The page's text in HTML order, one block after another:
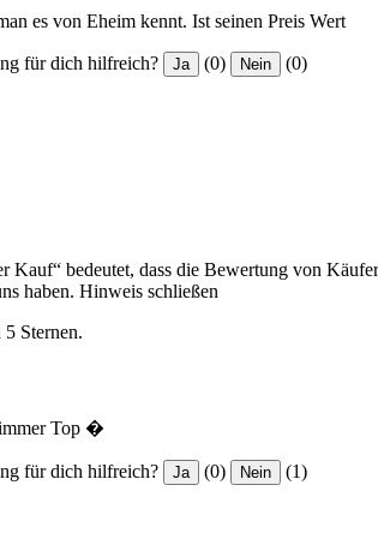
es von Eheim kennt. Ist seinen Preis Wert
für dich hilfreich? Ja (0) Nein (0)
Kauf“ bedeutet, dass die Bewertung von
haben. Hinweis schließen
Sternen.
Top �
für dich hilfreich? Ja (0) Nein (1)